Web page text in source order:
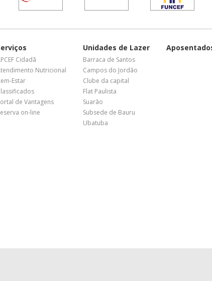
Cidadã
Nutricional
Estar
de Vantagens
on-line
Unidades de Lazer
Barraca de Santos
Campos do Jordão
Clube da capital
Flat Paulista
Suarão
Subsede de Bauru
Ubatuba